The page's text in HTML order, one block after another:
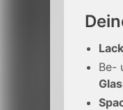
Be-